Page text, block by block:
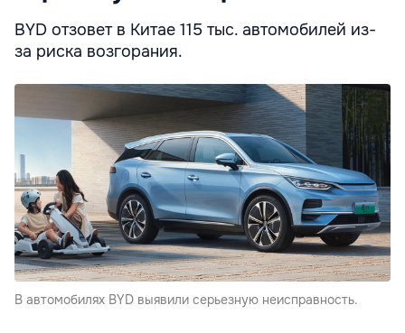
BYD отзовет в Китае 115 тыс. автомобилей из-
за риска возгорания.
В автомобилях BYD выявили серьезную неисправность.